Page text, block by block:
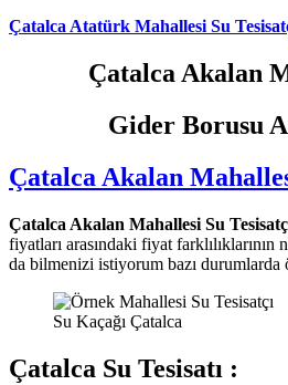
Çatalca Atatürk Mahallesi Su
Çatalca Akalan
Gider Borusu
Çatalca Akalan
Çatalca Akalan Mahallesi Su
fiyatları arasındaki fiyat
da bilmenizi istiyorum bazı durumlarda
Su Kaçağı Çatalca
Çatalca Su Tesisatı :